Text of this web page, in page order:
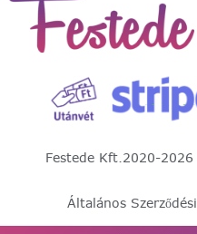
Festede Kft.2020-
Általános